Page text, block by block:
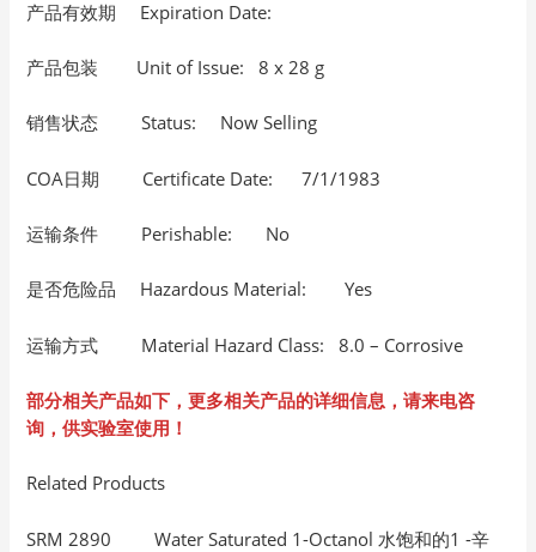
产品有效期 Expiration Date:
产品包装 Unit of Issue: 8 x 28 g
销售状态 Status: Now Selling
COA日期 Certificate Date: 7/1/1983
运输条件 Perishable: No
是否危险品 Hazardous Material: Yes
运输方式 Material Hazard Class: 8.0 – Corrosive
部分相关产品如下，更多相关产品的详细信息，请来电咨
询，供实验室使用！
Related Products
SRM 2890 Water Saturated 1-Octanol 水饱和的1 -辛